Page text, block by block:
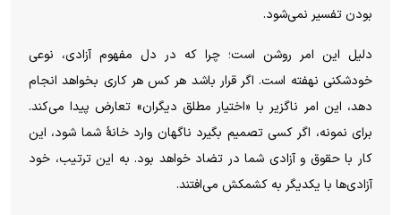
بودن تفسیر نمی‌شود.
دلیل این امر روشن است؛ چرا که در دل مفهوم آزادی، نوعی
خودشکنی نهفته است. اگر قرار باشد هر کس هر کاری بخواهد انجام
دهد، این امر ناگزیر با «اختیار مطلق دیگران» تعارض پیدا می‌کند.
برای نمونه، اگر کسی تصمیم بگیرد ناگهان وارد خانهٔ شما شود، این
کار با حقوق و آزادی شما در تضاد خواهد بود. به این ترتیب، خود
آزادی‌ها با یکدیگر به کشمکش می‌افتند.